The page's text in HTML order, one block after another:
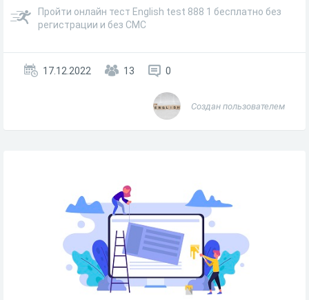
Пройти онлайн тест English test 888 1 бесплатно без
регистрации и без СМС
17.12.2022 13 0
Создан пользователем